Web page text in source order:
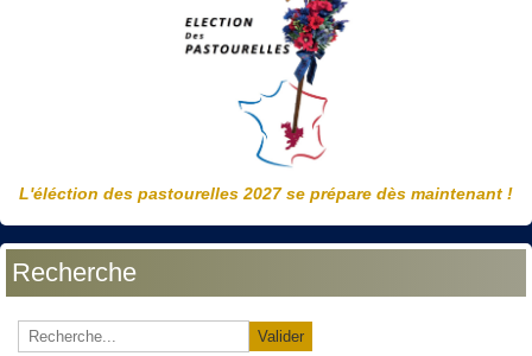
L'éléction des pastourelles 2027 se prépare dès maintenant !
Recherche
Valider